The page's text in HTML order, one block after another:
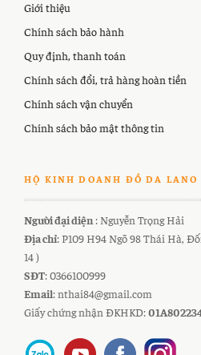
Giới thiệu
Chính sách bảo hành
Quy định, thanh toán
Chính sách đổi, trả hàng hoàn tiền
Chính sách vận chuyển
Chính sách bảo mật thông tin
HỘ KINH DOANH ĐỒ DA LANO
Người đại diện : Nguyễn Trọng Hải
Địa chỉ: P109 H94 Ngõ 98 Thái Hà,
14 )
SĐT: 0366100999
Email: nthai84@gmail.com
Giấy chứng nhận ĐKHKD: